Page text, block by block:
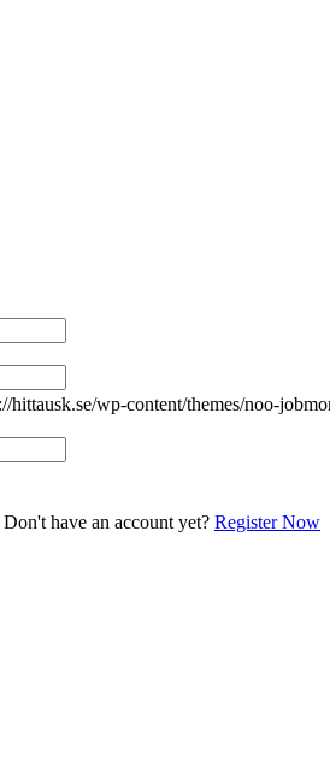
Don't have an account yet? Register Now